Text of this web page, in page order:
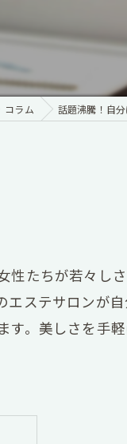
コラム 話題沸騰！自
性たちが若々し
ステサロンが
。美しさを手